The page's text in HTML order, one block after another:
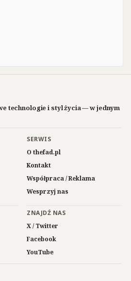
technologie i styl życia — w jednym
SERWIS
O thefad.pl
Kontakt
Współpraca / Reklama
Wesprzyj nas
ZNAJDŹ NAS
X / Twitter
Facebook
YouTube